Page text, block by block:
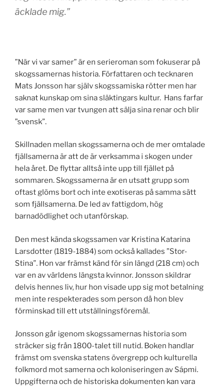
äcklade mig.”
”När vi var samer” är en serieroman som fokuserar på
skogssamernas historia. Författaren och tecknaren
Mats Jonsson har själv skogssamiska rötter men har
saknat kunskap om sina släktingars kultur. Hans farfar
var same men var tvungen att sälja sina renar och blir
”svensk”.
Skillnaden mellan skogssamerna och de mer omtalade
fjällsamerna är att de är verksamma i skogen under
hela året. De flyttar alltså inte upp till fjället på
sommaren. Skogssamerna är en utsatt grupp som
oftast glöms bort och inte exotiseras på samma sätt
som fjällsamerna. De led av fattigdom, hög
barnadödlighet och utanförskap.
Den mest kända skogssamen var Kristina Katarina
Larsdotter (1819-1884) som också kallades ”Stor-
Stina”. Hon var främst känd för sin längd (218 cm) och
var en av världens längsta kvinnor. Jonsson skildrar
delvis hennes liv, hur hon visade upp sig mot betalning
men inte respekterades som person då hon blev
förminskad till ett utställningsföremål.
Jonsson går igenom skogssamernas historia som
sträcker sig från 1800-talet till nutid. Boken handlar
främst om svenska statens övergrepp och kulturella
folkmord mot samerna och koloniseringen av Sápmi.
Uppgifterna och de historiska dokumenten kan vara